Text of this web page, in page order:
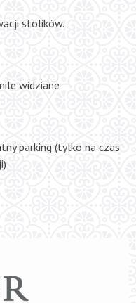
stolików.
widziane
parking (tylko na czas